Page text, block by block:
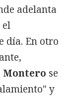
adelanta
el
día. En otro
Montero se
y